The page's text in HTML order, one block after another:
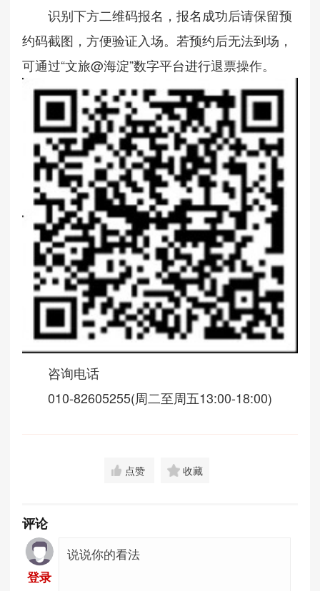
识别下方二维码报名，报名成功后请保留预
约码截图，方便验证入场。若预约后无法到场，
可通过“文旅@海淀”数字平台进行退票操作。
咨询电话
010-82605255(周二至周五13:00-18:00)
点赞 收藏
评论
登录